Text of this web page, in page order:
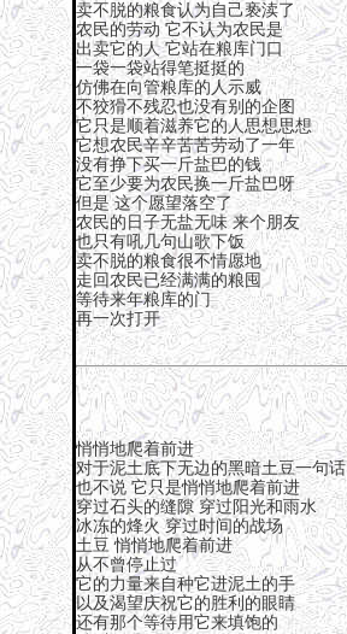
卖不脱的粮食认为自己亵渎了
农民的劳动 它不认为农民是
出卖它的人 它站在粮库门口
一袋一袋站得笔挺挺的
仿佛在向管粮库的人示威
不狡猾不残忍也没有别的企图
它只是顺着滋养它的人思想思想
它想农民辛辛苦苦劳动了一年
没有挣下买一斤盐巴的钱
它至少要为农民换一斤盐巴呀
但是 这个愿望落空了
农民的日子无盐无味 来个朋友
也只有吼几句山歌下饭
卖不脱的粮食很不情愿地
走回农民已经满满的粮囤
等待来年粮库的门
再一次打开
悄悄地爬着前进
对于泥土底下无边的黑暗土豆一句话
也不说 它只是悄悄地爬着前进
穿过石头的缝隙 穿过阳光和雨水
冰冻的烽火 穿过时间的战场
土豆 悄悄地爬着前进
从不曾停止过
它的力量来自种它进泥土的手
以及渴望庆祝它的胜利的眼睛
还有那个等待用它来填饱的